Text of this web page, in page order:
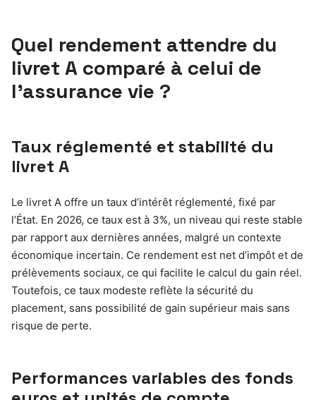
Quel rendement attendre du
livret A comparé à celui de
l’assurance vie ?
Taux réglementé et stabilité du
livret A
Le livret A offre un taux d’intérêt réglementé, fixé par
l’État. En 2026, ce taux est à 3%, un niveau qui reste stable
par rapport aux dernières années, malgré un contexte
économique incertain. Ce rendement est net d’impôt et de
prélèvements sociaux, ce qui facilite le calcul du gain réel.
Toutefois, ce taux modeste reflète la sécurité du
placement, sans possibilité de gain supérieur mais sans
risque de perte.
Performances variables des fonds